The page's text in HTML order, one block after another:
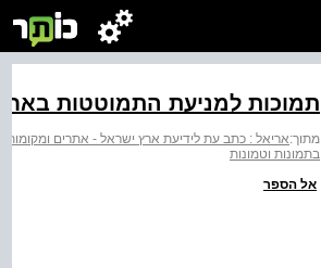
תמוכות למניעת התמוטטות
מתוך:אריאל : כתב עת לידיעת ארץ ישראל - אתרים ומקומות
בתמונות וטמונות
אל הספר